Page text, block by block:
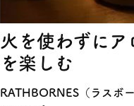
火を使わずにア
を楽しむ
RATHBORNES（ラスボ